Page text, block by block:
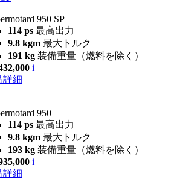
950 SP
114 ps 最高出力
9.8 kgm 最大トルク
191 kg 装備重量（燃料を除く）
i
詳細
950
114 ps 最高出力
9.8 kgm 最大トルク
193 kg 装備重量（燃料を除く）
i
詳細